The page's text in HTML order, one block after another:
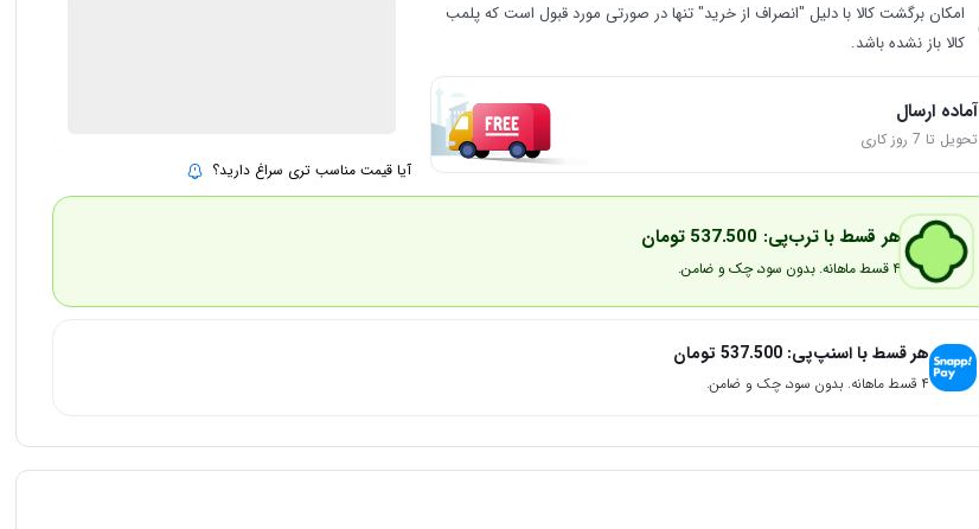
امکان برگشت کالا با دلیل "انصراف از خرید" تنها در صورتی مورد قبول است که پلمب
کالا باز نشده باشد.
آماده ارسال
تحویل تا 7 روز کاری
آیا قیمت مناسب تری سراغ دارید؟
هر قسط با ترب‌پی: 537.500 تومان
۴ قسط ماهانه. بدون سود، چک و ضامن.
هر قسط با اسنپ‌پی:537.500 تومان
۴ قسط ماهانه. بدون سود، چک و ضامن.